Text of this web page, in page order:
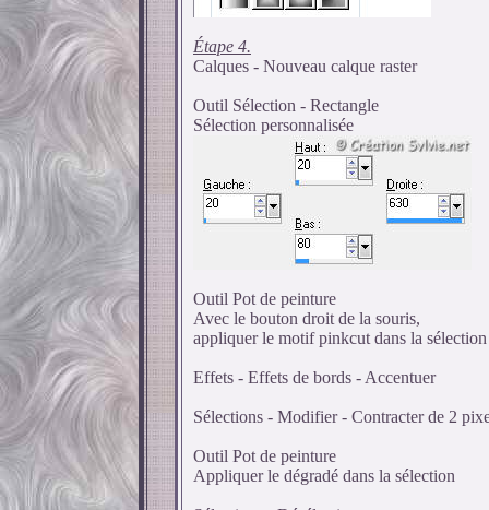
Étape 4.
Calques - Nouveau calque raster
Outil Sélection - Rectangle
Sélection personnalisée
Outil Pot de peinture
Avec le bouton droit de la souris,
appliquer le motif pinkcut dans la sélection
Effets - Effets de bords - Accentuer
Sélections - Modifier - Contracter de 2
Outil Pot de peinture
Appliquer le dégradé dans la sélection